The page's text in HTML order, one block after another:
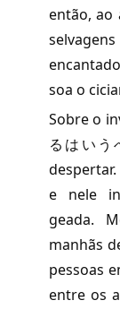
então, ao
soa o
Sobre o
るはいう
e nele
geada.
manhãs
pessoas
entre os